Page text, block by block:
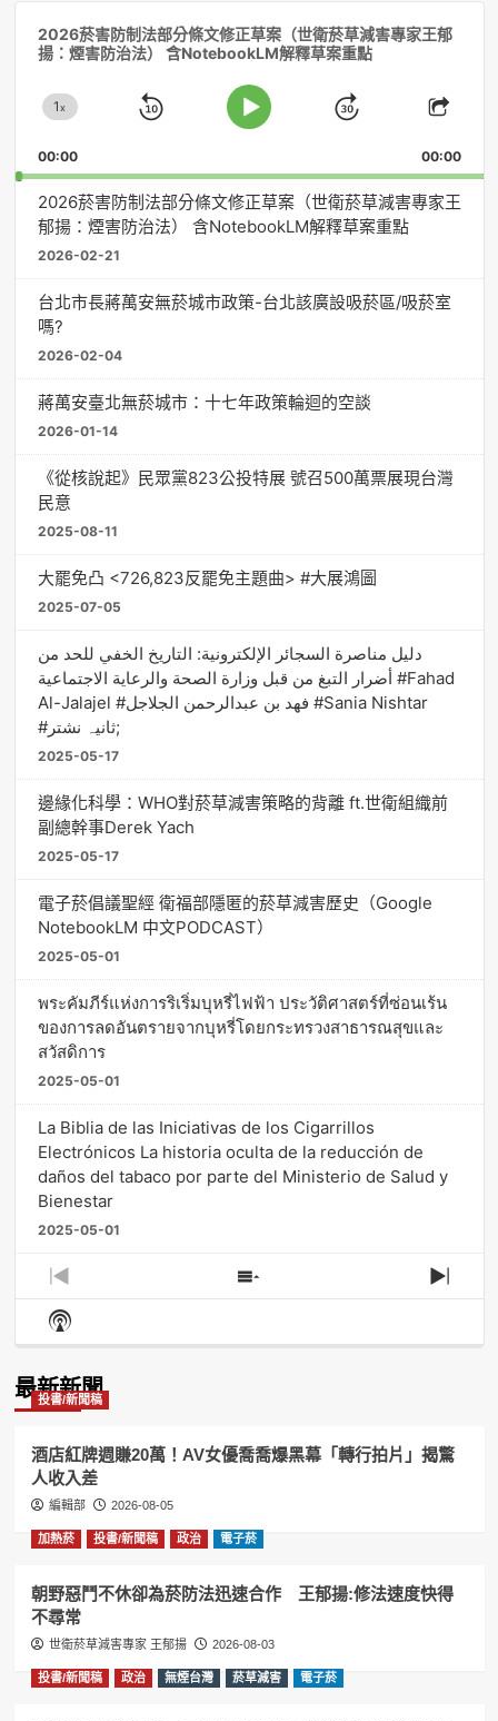
2026菸害防制法部分條文修正草案（世衛菸草減害專家王郁
揚：煙害防治法） 含NotebookLM解釋草案重點
Change
Rate
1x
Skip
Play
Jump
Forward
Share
00:00 00:00
2026菸害防制法部分條文修正草案（世衛菸草減害專家王
郁揚：煙害防治法） 含NotebookLM解釋草案重點
2026-02-21
台北市長蔣萬安無菸城市政策-台北該廣設吸菸區/吸菸室
嗎?
2026-02-04
蔣萬安臺北無菸城市：十七年政策輪迴的空談
2026-01-14
《從核說起》民眾黨823公投特展 號召500萬票展現台灣
民意
2025-08-11
大罷免凸 <726,823反罷免主題曲> #大展鴻圖
2025-07-05
دليل مناصرة السجائر الإلكترونية: التاريخ الخفي للحد من
أضرار التبغ من قبل وزارة الصحة والرعاية الاجتماعية #Fahad
Al-Jalajel #فهد بن عبدالرحمن الجلاجل #Sania Nishtar
#ثانیہ نشتر;
2025-05-17
邊緣化科學：WHO對菸草減害策略的背離 ft.世衛組織前
副總幹事Derek Yach
2025-05-17
電子菸倡議聖經 衛福部隱匿的菸草減害歷史（Google
NotebookLM 中文PODCAST）
2025-05-01
พระคัมภีร์แห่งการริเริ่มบุหรี่ไฟฟ้า ประวัติศาสตร์ที่ซ่อนเร้น
ของการลดอันตรายจากบุหรี่โดยกระทรวงสาธารณสุขและ
สวัสดิการ
2025-05-01
La Biblia de las Iniciativas de los Cigarrillos
Electrónicos La historia oculta de la reducción de
daños del tabaco por parte del Ministerio de Salud y
Bienestar
2025-05-01
Previous
Episode
Show
Episodes
Next
Show
Podcast
最新新聞
投書/新聞稿
酒店紅牌週賺20萬！AV女優喬喬爆黑幕「轉行拍片」揭驚
人收入差
編輯部 2026-08-05
加熱菸 投書/新聞稿 政治 電子菸
朝野惡鬥不休卻為菸防法迅速合作 王郁揚:修法速度快得
不尋常
世衛菸草減害專家 王郁揚 2026-08-03
投書/新聞稿 政治 無煙台灣 菸草減害 電子菸